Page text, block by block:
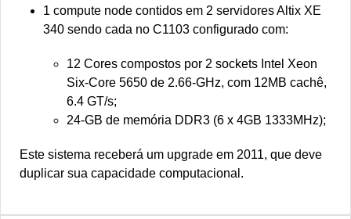
1 compute node contidos em 2 servidores Altix XE
340 sendo cada no C1103 configurado com:
12 Cores compostos por 2 sockets Intel Xeon
Six‐Core 5650 de 2.66‐GHz, com 12MB cachê,
6.4 GT/s;
24‐GB de memória DDR3 (6 x 4GB 1333MHz);
Este sistema receberá um upgrade em 2011, que deve
duplicar sua capacidade computacional.